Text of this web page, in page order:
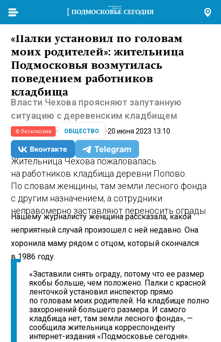
«Палки установил по головам
моих родителей»: жительница
Подмосковья возмутилась
поведением работников
кладбища
Власти Чехова проясняют запутанную
ситуацию с деревенским кладбищем
Эксклюзив ОБЩЕСТВО 20 июня 2023 13:10
Жительница Чехова пожаловалась
на работников кладбища деревни Попово.
По словам женщины, там земли лесного фонда
с другим назначением, а сотрудники
неправомерно заставляют переносить ограды.
Нашему журналисту женщина рассказала, какой
неприятный случай произошел с ней недавно. Она
хоронила маму рядом с отцом, который скончался
в 1986 году.
«Заставили снять ограду, потому что ее размер
якобы больше, чем положено. Палки с красной
ленточкой установил инспектор прямо
по головам моих родителей. На кладбище полно
захоронений большего размера. И самого
кладбища нет, там земли лесного фонда», —
сообщила жительница корреспонденту
интернет-издания «Подмосковье сегодня».